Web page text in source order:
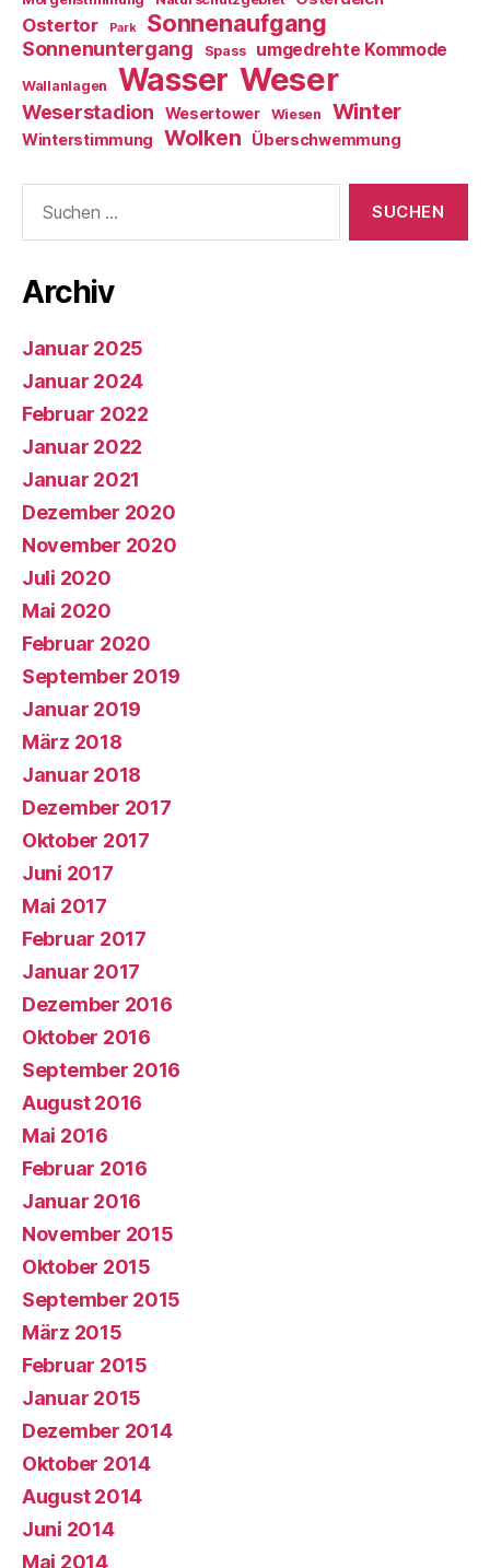
Ostertor Park Sonnenaufgang
Sonnenuntergang Spass umgedrehte Kommode
Wallanlagen Wasser Weser
Weserstadion Wesertower Wiesen Winter
Winterstimmung Wolken Überschwemmung
nach:
Archiv
Januar 2025
Januar 2024
Februar 2022
Januar 2022
Januar 2021
Dezember 2020
November 2020
Juli 2020
Mai 2020
Februar 2020
September 2019
Januar 2019
März 2018
Januar 2018
Dezember 2017
Oktober 2017
Juni 2017
Mai 2017
Februar 2017
Januar 2017
Dezember 2016
Oktober 2016
September 2016
August 2016
Mai 2016
Februar 2016
Januar 2016
November 2015
Oktober 2015
September 2015
März 2015
Februar 2015
Januar 2015
Dezember 2014
Oktober 2014
August 2014
Juni 2014
Mai 2014